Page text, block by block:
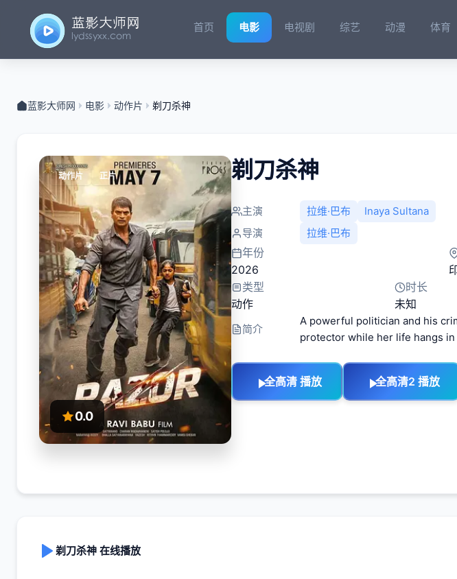
首页 电影 电视剧 综艺 动漫 体育
蓝影大师网 电影 动作片 剃刀杀神
动作片 正片
0.0
剃刀杀神
主演 拉维·巴布
Inaya Sultana
导演
拉维·巴布
年份
2026
类型
动作
时长
未知
简介
A powerful politician and his
protector while her life hangs in
全高清 播放 全高清2 播放
剃刀杀神 在线播放